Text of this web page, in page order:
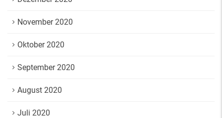
November 2020
Oktober 2020
September 2020
August 2020
Juli 2020